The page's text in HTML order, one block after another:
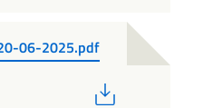
06-2025.pdf